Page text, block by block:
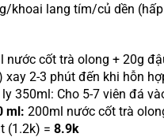
khoai lang tím/củ dền
nước cốt trà olong + 20g
2-3 phút đến khi hỗn
350ml: Cho 5-7 viên đá
ml: 200ml nước cốt trà
(1.2k) = 8.9k